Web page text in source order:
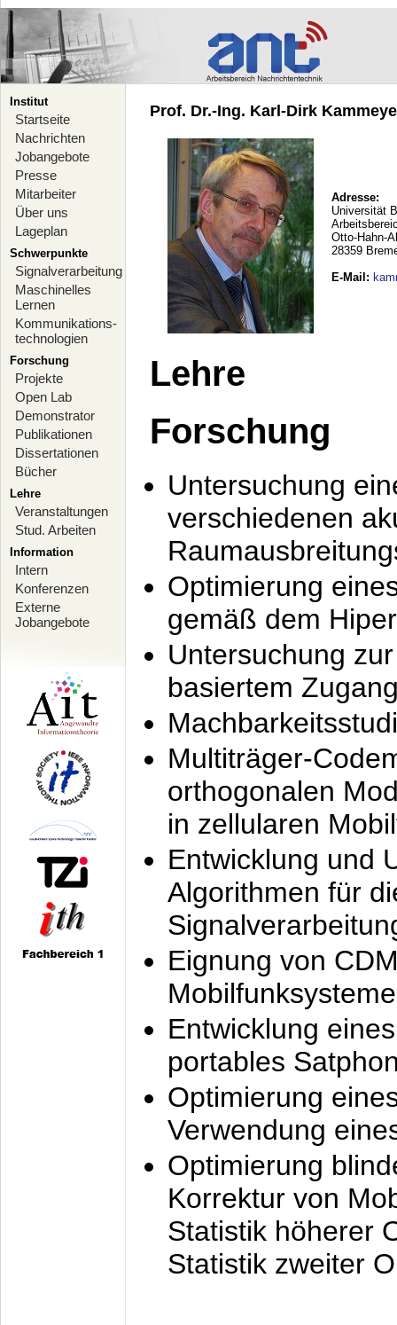
Institut
Startseite
Nachrichten
Jobangebote
Presse
Mitarbeiter
Über uns
Lageplan
Schwerpunkte
Signalverarbeitung
Maschinelles
Lernen
Kommunikations-
technologien
Forschung
Projekte
Open Lab
Demonstrator
Publikationen
Dissertationen
Bücher
Lehre
Veranstaltungen
Stud. Arbeiten
Information
Intern
Konferenzen
Externe
Jobangebote
Prof. Dr.-Ing. Karl-Dirk
Adresse:
Universität
Otto-Hahn-
28359
E-Mail :
Lehre
Forschung
Untersuchung
verschiedenen
Optimierung
gemäß dem
Untersuchung
basiertem
Multiträger-
orthogonalen
in zellularen
Entwicklung und
Algorithmen für
Eignung von
Mobilfunksysteme
Entwicklung
portables
Optimierung
Verwendung
Optimierung
Korrektur von
Statistik höherer
Statistik zweiter